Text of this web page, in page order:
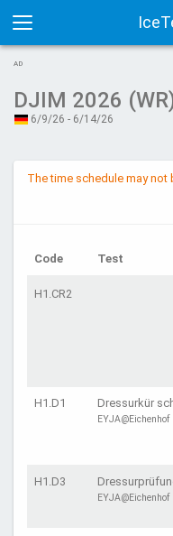
Toggle
navigation
AD
DJIM 2026
6/9/26 - 6/14/26
The time schedule may not
Code Test
H1.CR2
H1.D1 Dressurkür
EYJA@Eichenhof
H1.D3
EYJA@Eichenhof